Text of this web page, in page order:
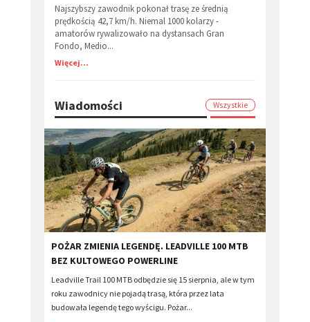
Najszybszy zawodnik pokonał trasę ze średnią
prędkością 42,7 km/h. Niemal 1000 kolarzy -
amatorów rywalizowało na dystansach Gran
Fondo, Medio...
Więcej...
Wiadomości Wszystkie
POŻAR ZMIENIA LEGENDĘ. LEADVILLE 100 MTB
BEZ KULTOWEGO POWERLINE
Leadville Trail 100 MTB odbędzie się 15 sierpnia, ale w tym
roku zawodnicy nie pojadą trasą, która przez lata
budowała legendę tego wyścigu. Pożar...